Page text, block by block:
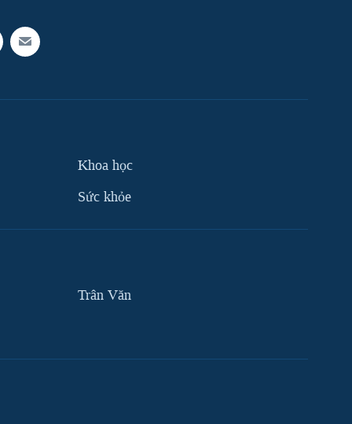
Khoa học
Sức khỏe
Trân Văn